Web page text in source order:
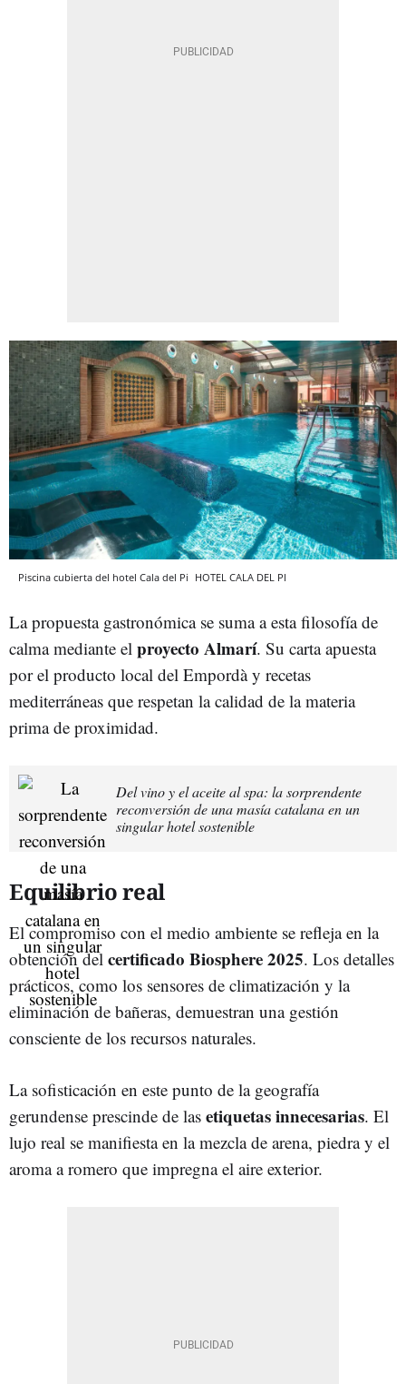
Piscina cubierta del hotel Cala del Pi HOTEL CALA DEL PI
La propuesta gastronómica se suma a esta filosofía de
calma mediante el proyecto Almarí. Su carta apuesta
por el producto local del Empordà y recetas
mediterráneas que respetan la calidad de la materia
prima de proximidad.
Del vino y el aceite al spa: la sorprendente
reconversión de una masía catalana en un
singular hotel sostenible
Equilibrio real
El compromiso con el medio ambiente se refleja en la
obtención del certificado Biosphere 2025. Los detalles
prácticos, como los sensores de climatización y la
eliminación de bañeras, demuestran una gestión
consciente de los recursos naturales.
La sofisticación en este punto de la geografía
gerundense prescinde de las etiquetas innecesarias. El
lujo real se manifiesta en la mezcla de arena, piedra y el
aroma a romero que impregna el aire exterior.